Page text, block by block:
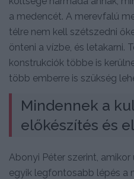
a medencét. A merevfalú
télre nem kell szétszedni
önteni a vízbe, és letakarni.
konstrukciók többe is
több emberre is szükség
Mindennek a
előkészítés és
Abonyi Péter szerint,
egyik legfontosabb lépés a